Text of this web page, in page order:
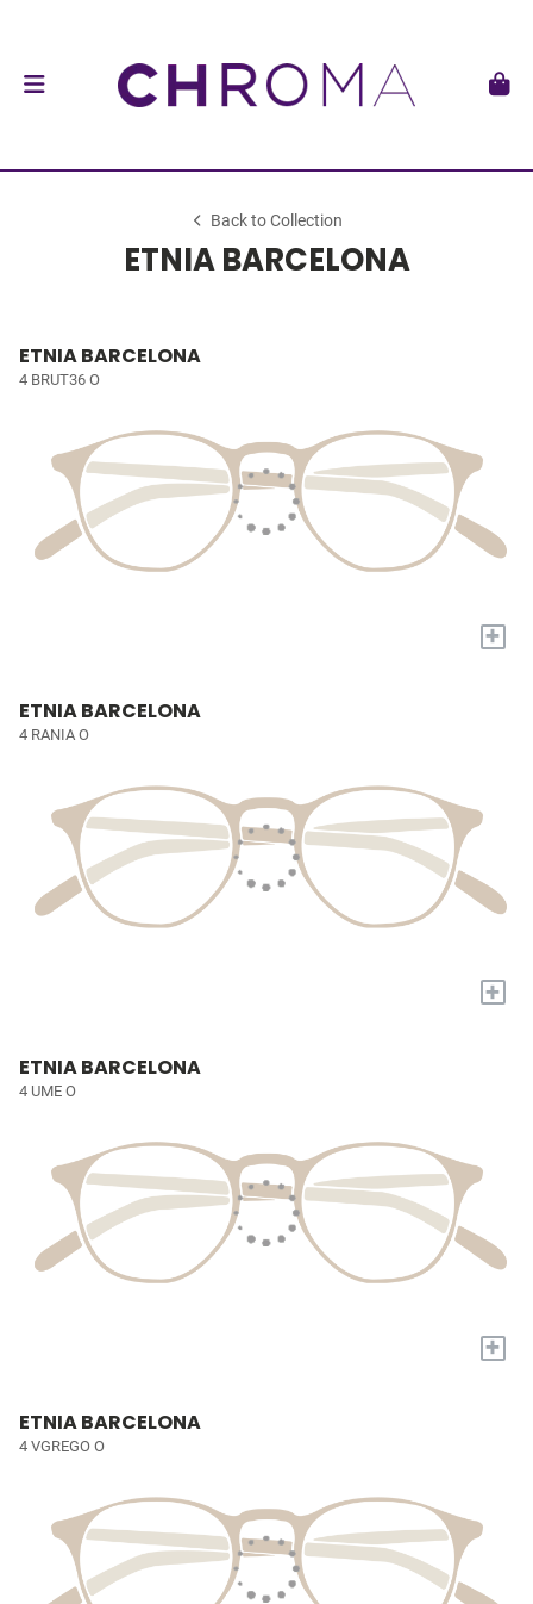
Back to Collection
ETNIA BARCELONA
ETNIA BARCELONA
4 BRUT36 O
+
ETNIA BARCELONA
4 RANIA O
+
ETNIA BARCELONA
4 UME O
+
ETNIA BARCELONA
4 VGREGO O